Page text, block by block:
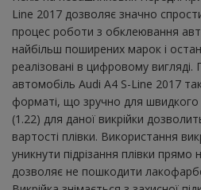
Line 2017 дозволяє значно
процес роботи з обклеювання
найбільш поширених марок і
реалізовані в цифровому вигляді.
автомобіль Audi A4 S-Line 2017
форматі, що зручно для
(1.22) для даної викрійки
вартості плівки. Використання
уникнути підрізання плівки
дозволяє не пошкодити